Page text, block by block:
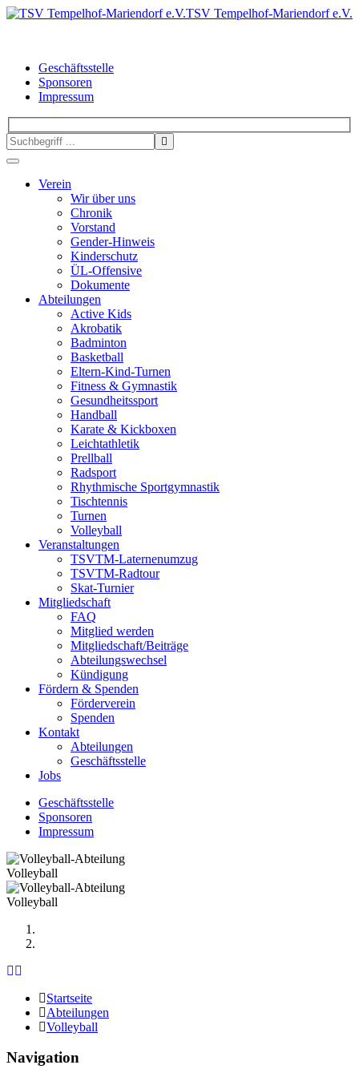
TSV Tempelhof-Mariendorf e.V.
Geschäftsstelle
Sponsoren
Impressum
Verein
Wir über uns
Chronik
Vorstand
Gender-Hinweis
Kinderschutz
ÜL-Offensive
Dokumente
Abteilungen
Active Kids
Akrobatik
Badminton
Basketball
Eltern-Kind-Turnen
Fitness & Gymnastik
Gesundheitssport
Handball
Karate & Kickboxen
Leichtathletik
Prellball
Radsport
Rhythmische Sportgymnastik
Tischtennis
Turnen
Volleyball
Veranstaltungen
TSVTM-Laternenumzug
TSVTM-Radtour
Skat-Turnier
Mitgliedschaft
FAQ
Mitglied werden
Mitgliedschaft/Beiträge
Abteilungswechsel
Kündigung
Fördern & Spenden
Förderverein
Spenden
Kontakt
Abteilungen
Geschäftsstelle
Jobs
Geschäftsstelle
Sponsoren
Impressum
Volleyball
Volleyball
Previous
Startseite
Abteilungen
Volleyball
Navigation